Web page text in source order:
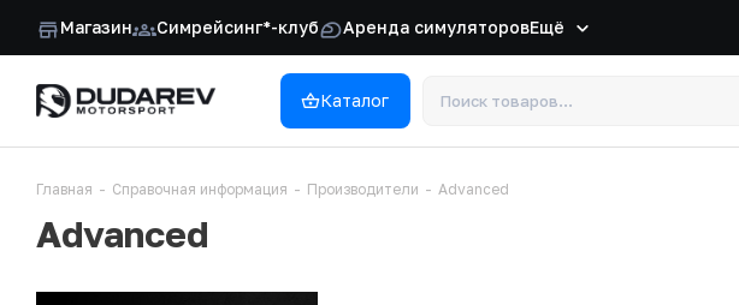
Магазин Симрейсинг*-клуб Аренда симуляторовЕщё
Каталог
Главная - Справочная информация - Производители - Advanced
Advanced